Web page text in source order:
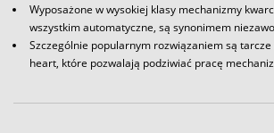
Wyposażone w wysokiej klasy mechanizmy
wszystkim automatyczne, są synonimem
Szczególnie popularnym rozwiązaniem są
heart, które pozwalają podziwiać pracę